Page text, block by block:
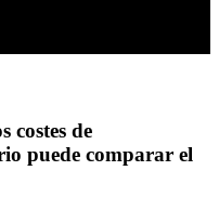
costes de
puede comparar el